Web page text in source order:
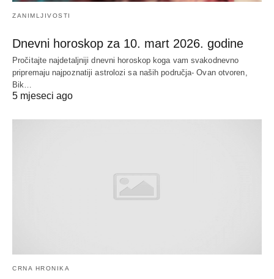
ZANIMLJIVOSTI
Dnevni horoskop za 10. mart 2026. godine
Pročitajte najdetaljniji dnevni horoskop koga vam svakodnevno
pripremaju najpoznatiji astrolozi sa naših područja- Ovan otvoren,
Bik…
5 mjeseci ago
CRNA HRONIKA